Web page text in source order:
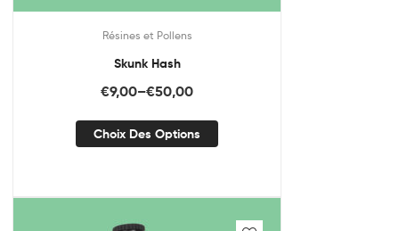
Résines et Pollens
Skunk Hash
€9,00–€50,00
Choix Des Options